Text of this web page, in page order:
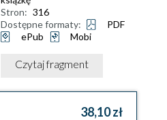
Stron: 316
Dostępne formaty:
PDF
ePub
Mobi
Czytaj fragment
38,10 zł